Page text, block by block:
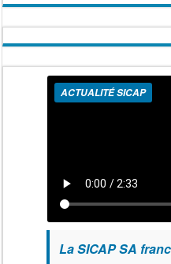
ACTUALITÉ SICAP
La SICAP SA